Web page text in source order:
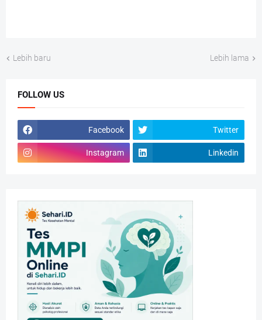
Lebih baru Lebih lama
FOLLOW US
Facebook Twitter
Instagram Linkedin